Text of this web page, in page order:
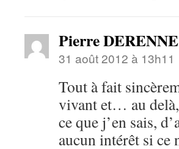
Pierre DERENNE
31 août 2012 à 13h11
Tout à fait
vivant et… au
ce que j’en sais,
aucun intérêt si ce